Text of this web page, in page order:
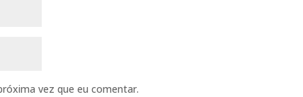
vez que eu comentar.